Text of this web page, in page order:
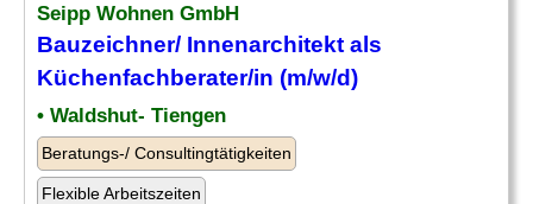
Seipp Wohnen GmbH
Bauzeichner/ Innenarchitekt als
Küchenfachberater/in (m/w/d)
• Waldshut- Tiengen
Beratungs-/ Consultingtätigkeiten
Flexible Arbeitszeiten